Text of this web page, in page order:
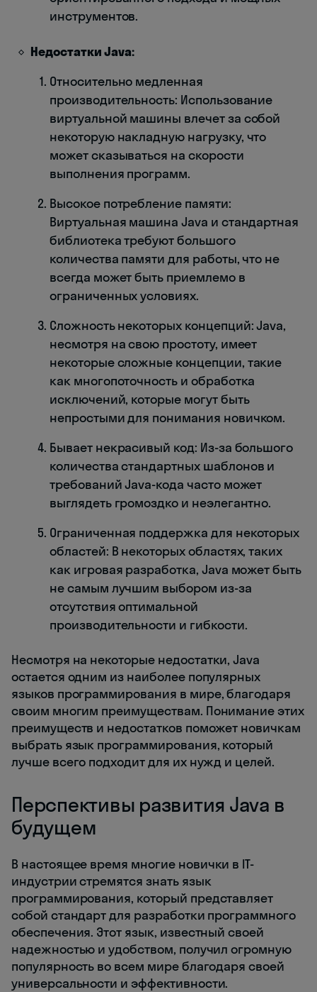
инструментов.
Недостатки Java:
Относительно медленная
производительность: Использование
виртуальной машины влечет за собой
некоторую накладную нагрузку, что
может сказываться на скорости
выполнения программ.
Высокое потребление памяти:
Виртуальная машина Java и стандартная
библиотека требуют большого
количества памяти для работы, что не
всегда может быть приемлемо в
ограниченных условиях.
Сложность некоторых концепций: Java,
несмотря на свою простоту, имеет
некоторые сложные концепции, такие
как многопоточность и обработка
исключений, которые могут быть
непростыми для понимания новичком.
Бывает некрасивый код: Из-за большого
количества стандартных шаблонов и
требований Java-кода часто может
выглядеть громоздко и неэлегантно.
Ограниченная поддержка для некоторых
областей: В некоторых областях, таких
как игровая разработка, Java может быть
не самым лучшим выбором из-за
отсутствия оптимальной
производительности и гибкости.
Несмотря на некоторые недостатки, Java
остается одним из наиболее популярных
языков программирования в мире, благодаря
своим многим преимуществам. Понимание этих
преимуществ и недостатков поможет новичкам
выбрать язык программирования, который
лучше всего подходит для их нужд и целей.
Перспективы развития Java в
будущем
В настоящее время многие новички в IT-
индустрии стремятся знать язык
программирования, который представляет
собой стандарт для разработки программного
обеспечения. Этот язык, известный своей
надежностью и удобством, получил огромную
популярность во всем мире благодаря своей
универсальности и эффективности.